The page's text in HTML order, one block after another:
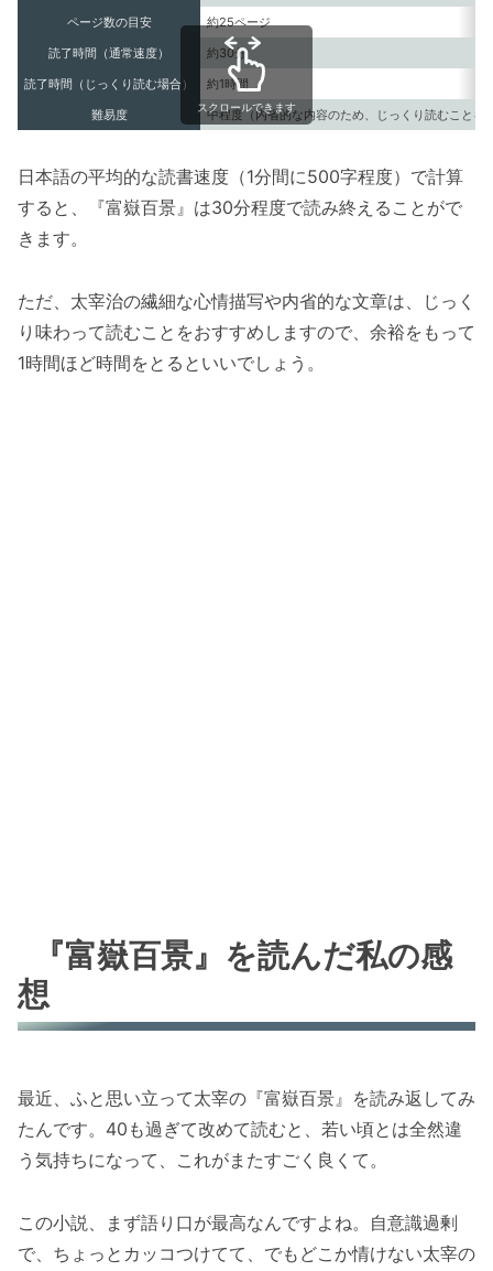
ページ数の目安
約25ページ
読了時間（通常速度）
約30分
読了時間（じっくり読む場合）
約1時間
難易度
中程度（内省的な内容のため、じっくり読むことを
スクロールできます
日本語の平均的な読書速度（1分間に500字程度）で計算
すると、『富嶽百景』は30分程度で読み終えることがで
きます。
ただ、太宰治の繊細な心情描写や内省的な文章は、じっく
り味わって読むことをおすすめしますので、余裕をもって
1時間ほど時間をとるといいでしょう。
『富嶽百景』を読んだ私の感
想
最近、ふと思い立って太宰の『富嶽百景』を読み返してみ
たんです。40も過ぎて改めて読むと、若い頃とは全然違
う気持ちになって、これがまたすごく良くて。
この小説、まず語り口が最高なんですよね。自意識過剰
で、ちょっとカッコつけてて、でもどこか情けない太宰の